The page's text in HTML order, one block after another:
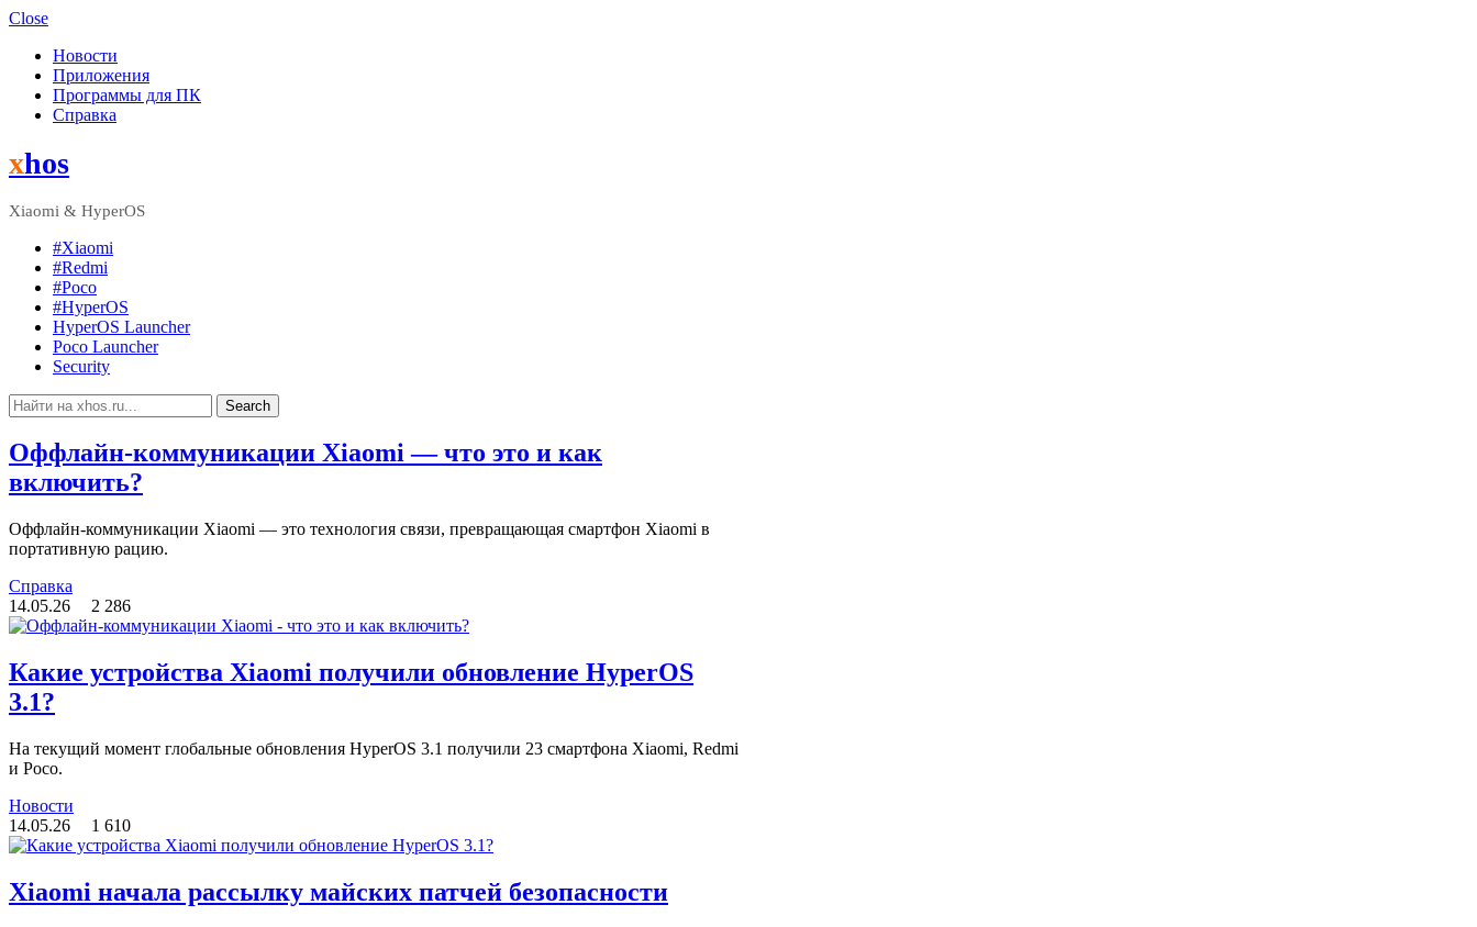
Close
Новости
Приложения
Программы для ПК
Справка
Menu
xhos
Xiaomi & HyperOS
#Xiaomi
#Redmi
#Poco
#HyperOS
HyperOS Launcher
Poco Launcher
Security
Search
Search
for:
Оффлайн-коммуникации Xiaomi — что это и как
включить?
Оффлайн-коммуникации Xiaomi — это технология связи, превращающая смартфон Xiaomi в
портативную рацию.
Справка
14.05.26
2 286
Какие устройства Xiaomi получили обновление HyperOS
3.1?
На текущий момент глобальные обновления HyperOS 3.1 получили 23 смартфона Xiaomi, Redmi
и Poco.
Новости
14.05.26
1 610
Xiaomi начала рассылку майских патчей безопасности